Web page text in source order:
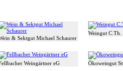
& Sektgut Michael Schaurer
Weingut C.Th.
Weingärtner eG Ökoweingut